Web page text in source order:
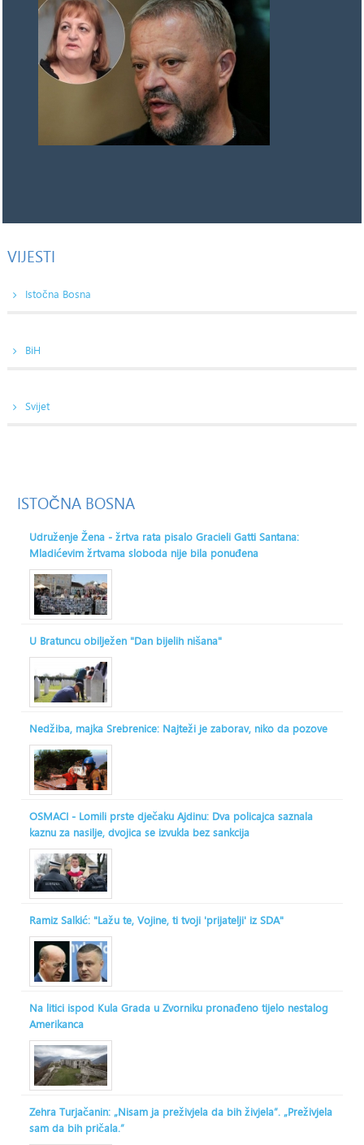
VIJESTI
Istočna Bosna
BiH
Svijet
ISTOČNA BOSNA
Udruženje Žena - žrtva rata pisalo Gracieli Gatti Santana:
Mladićevim žrtvama sloboda nije bila ponuđena
U Bratuncu obilježen "Dan bijelih nišana"
Nedžiba, majka Srebrenice: Najteži je zaborav, niko da pozove
OSMACI - Lomili prste dječaku Ajdinu: Dva policajca saznala
kaznu za nasilje, dvojica se izvukla bez sankcija
Ramiz Salkić: "Lažu te, Vojine, ti tvoji 'prijatelji' iz SDA"
Na litici ispod Kula Grada u Zvorniku pronađeno tijelo nestalog
Amerikanca
Zehra Turjačanin: „Nisam ja preživjela da bih živjela“. „Preživjela
sam da bih pričala.“